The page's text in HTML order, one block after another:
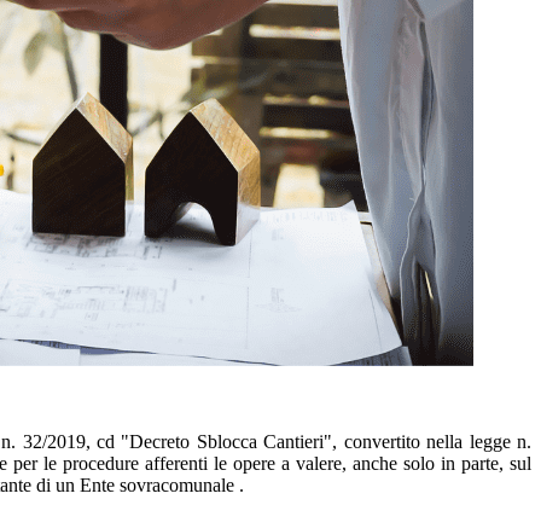
32/2019, cd "Decreto Sblocca Cantieri", convertito nella legge n.
le procedure afferenti le opere a valere, anche solo in parte, sul
di un Ente sovracomunale .